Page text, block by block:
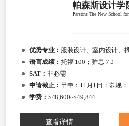
帕森斯设计学
Parsons The New School
优势专业： 服装设计、室内设计、
语言成绩： 托福 100；雅思 7.0
SAT： 非必需
申请截止： 早申：11月1日；常规：
学费： $48,600~$49,844
查看详情